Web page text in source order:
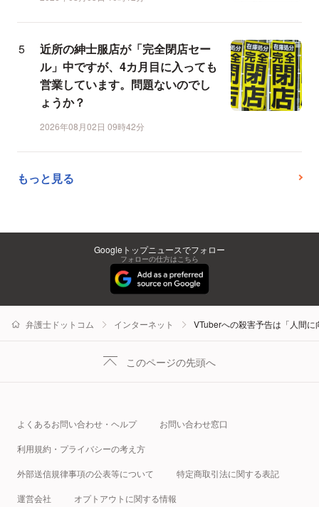
近所の紳士服店が「完全閉店セー
ル」中ですが、4カ月目に入っても
営業しています。問題ないのでし
ょうか？
2026年08月02日 09時42分
もっと見る
Googleトップニュースでフォロー
フォローの仕方はこちら
弁護士ドットコム インターネット VTuberへの殺害予告は「人間
このページの先頭へ
よくあるお問い合わせ・ヘルプ お問い合わせ窓口
利用規約・プライバシーの考え方
外部送信規律事項の公表等について 特定商取引法に関する表記
運営会社 オプトアウトに関する情報